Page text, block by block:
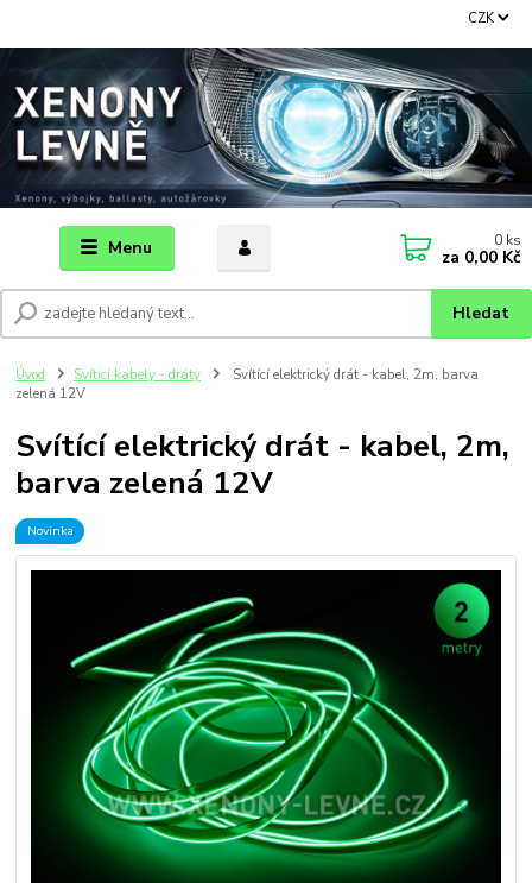
Menu
CZK
Hledat
0 ks
za 0,00 Kč
Úvod Svíticí kabely - dráty
Svítící elektrický drát - kabel, 2m, barva
zelená 12V
Svítící elektrický drát - kabel, 2m,
barva zelená 12V
Novinka